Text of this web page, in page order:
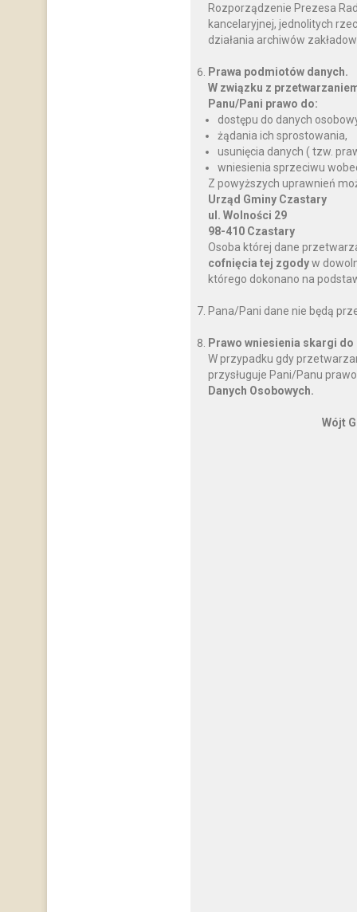
Rozporządzenie Prezesa
kancelaryjnej, jednolitych
działania archiwów
Prawa podmiotów danych.
W związku z
Panu/Pani prawo do:
dostępu do danych
żądania ich sprostowania,
usunięcia danych ( tzw.
wniesienia sprzeciwu
Z powyższych uprawnień
Urząd Gminy Czastary
ul. Wolności 29
98-410 Czastary
Osoba której dane
cofnięcia tej zgodyw
którego dokonano na
Pana/Pani dane nie będą
Prawo wniesienia skargi
W przypadku gdy
przysługuje Pani/Panu
Danych Osobowych.
Wójt